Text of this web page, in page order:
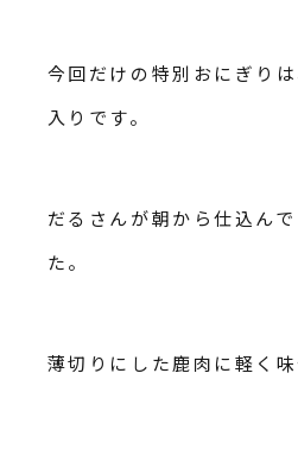
今回だけの特別おにぎりは
入りです。
だるさんが朝から仕込ん
た。
薄切りにした鹿肉に軽く味